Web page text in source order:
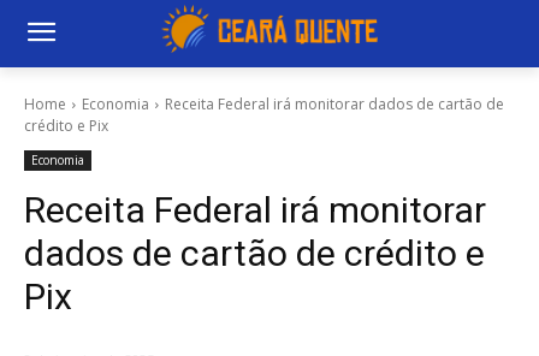
Home Economia
Receita Federal irá monitorar dados de cartão de
crédito e Pix
Economia
Receita Federal irá monitorar
dados de cartão de crédito e
Pix